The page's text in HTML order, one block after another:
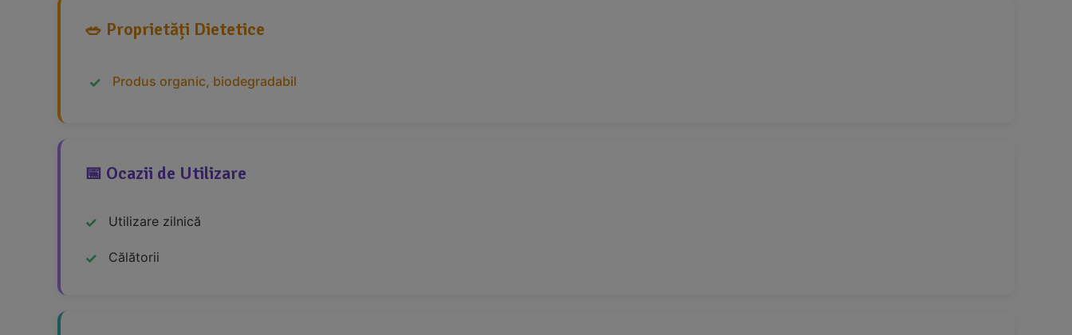
🥗 Proprietăți Dietetice
Produs organic, biodegradabil
📅 Ocazii de Utilizare
Utilizare zilnică
Călătorii